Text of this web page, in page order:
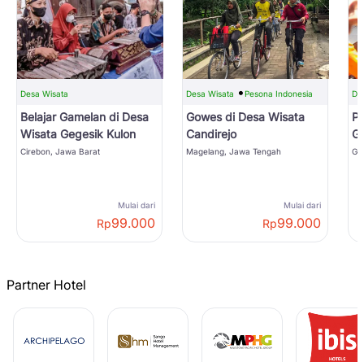
Desa Wisata
Belajar Gamelan di Desa
Wisata Gegesik Kulon
Cirebon, Jawa Barat
Mulai dari
Rp99.000
Desa Wisata Pesona Indonesia
Gowes di Desa Wisata
Candirejo
Magelang, Jawa Tengah
Mulai dari
Rp99.000
Partner Hotel